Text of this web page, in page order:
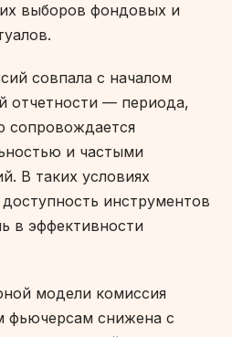
выборов фондовых и
совпала с началом
отчетности — периода,
сопровождается
и частыми
В таких условиях
инструментов
в эффективности
модели комиссия
фьючерсам снижена с